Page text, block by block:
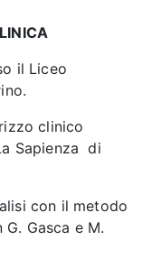
il Liceo
clinico
Sapienza di
con il metodo
Gasca e M.